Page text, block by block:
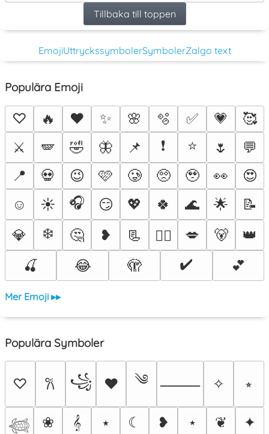
Tillbaka till toppen
EmojiUttryckssymbolerSymbolerZalgo text
Populära Emoji
♡ 🔥 ❤️ ✨ 🌸 🫧 ✅ 💗
🥰
⚔️
🪽 🤣 🦋 📌 ❗ ⭐ 🌷
💬
📍
💀 😉 🩷 🥲 🥺 🥹 👀
😍
☺️
☀️ 🎧 😏 💖 🍀 🌊 🌟
📝
💎
❄️ 🤔 ❥ 📃 ❤️‍🔥 💋 🐻
👑
🍒
😂 🫣 ✔️ 💕
Mer Emoji ▸▸
Populära Symboler
♡ 𐙚 ꧁ ♥ ༄ ⸻ ✧ ⭒
𓆉 ❀ 𝄞 ⭑ ☾ ❥ ⋆ ❦ ✦